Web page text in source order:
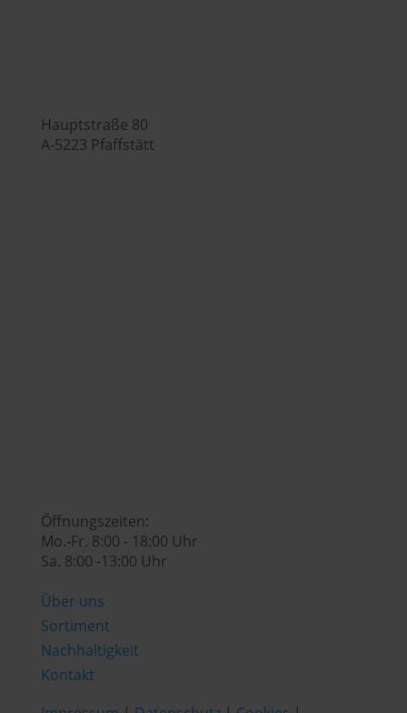
Hauptstraße 80
A-5223 Pfaffstätt
Öffnungszeiten:
Mo.-Fr. 8:00 - 18:00 Uhr
Sa. 8:00 -13:00 Uhr
Über uns
Sortiment
Nachhaltigkeit
Kontakt